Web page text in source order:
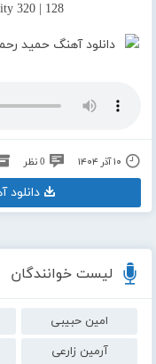
لیست خوانندگان
امین حبیبی
آرمین زارعی
320 | 128
۱۰ آذر ۱۴۰۴ 0 نظر